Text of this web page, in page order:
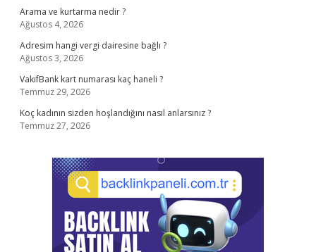
Arama ve kurtarma nedir ?
Ağustos 4, 2026
Adresim hangi vergi dairesine bağlı ?
Ağustos 3, 2026
VakıfBank kart numarası kaç haneli ?
Temmuz 29, 2026
Koç kadının sizden hoşlandığını nasıl anlarsınız ?
Temmuz 27, 2026